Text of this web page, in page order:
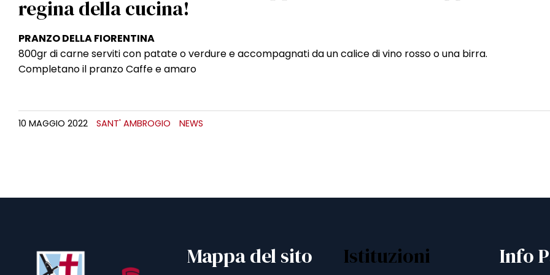
regina della cucina!
PRANZO DELLA FIORENTINA
800gr di carne serviti con patate o verdure e accompagnati da un calice di vino rosso o una birra.
Completano il pranzo Caffe e amaro
10 MAGGIO 2022 SANT' AMBROGIO NEWS
Mappa del sito Istituzioni Info